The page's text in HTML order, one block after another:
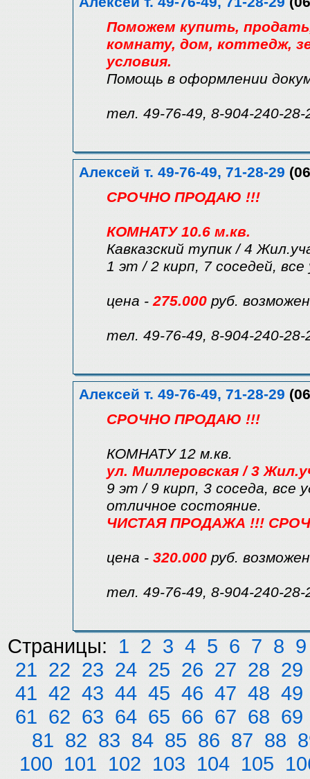
Поможем купить,
комнату, дом, коттедж,
условия.
Помощь в оформлении
тел. 49-76-49, 8-904-240-28-
Алексей т. 49-76-49, 71-28-29
СРОЧНО ПРОДАЮ !!!
КОМНАТУ 10.6 м.кв.
Кавказский тупик / 4
1 эт / 2 кирп, 7 соседей,
цена -275.000 руб.
тел. 49-76-49, 8-904-240-28-
Алексей т. 49-76-49, 71-28-29
СРОЧНО ПРОДАЮ !!!
КОМНАТУ 12 м.кв.
ул. Миллеровская / 3
9 эт / 9 кирп, 3 соседа, все
отличное состояние.
ЧИСТАЯ ПРОДАЖА !!!
цена - 320.000 руб.
тел. 49-76-49, 8-904-240-28-
Страницы: 1 2 3 4 5 6 7 8 9
21 22 23 24 25 26 27 28 29
41 42 43 44 45 46 47 48 49
61 62 63 64 65 66 67 68 69
81 82 83 84 85 86 87 88
100 101 102 103 104 105